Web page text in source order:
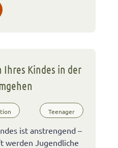
Kindes in der
Teenager
ist anstrengend –
werden Jugendliche